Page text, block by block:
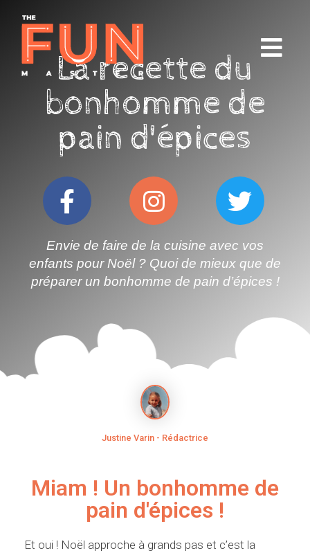
La recette du
bonhomme de
pain d'épices
Envie de faire de la cuisine avec vos
enfants pour Noël ? Quoi de mieux que de
préparer un bonhomme de pain d’épices !
Justine Varin - Rédactrice
Miam ! Un bonhomme de
pain d'épices !
Et oui ! Noël approche à grands pas et c’est la